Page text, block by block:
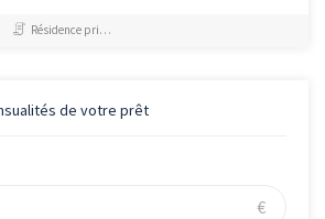
pas d...Résidence principale / PTZ
de votre prêt
€